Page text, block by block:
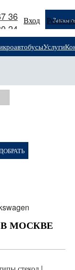
36
24
Вход
Услуги
МОСКВЕ